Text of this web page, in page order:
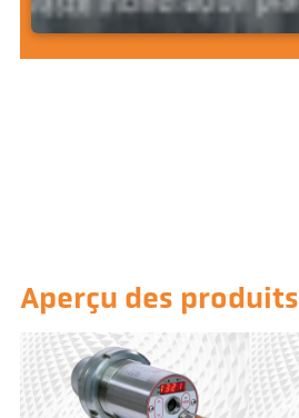
Aperçu des produits